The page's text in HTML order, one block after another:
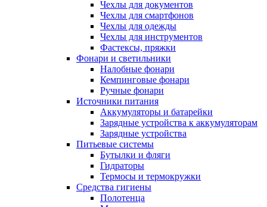
Чехлы для документов
Чехлы для смартфонов
Чехлы для одежды
Чехлы для инструментов
Фастексы, пряжки
Фонари и светильники
Налобные фонари
Кемпинговые фонари
Ручные фонари
Источники питания
Аккумуляторы и батарейки
Зарядные устройства к аккумуляторам
Зарядные устройства
Питьевые системы
Бутылки и фляги
Гидраторы
Термосы и термокружки
Средства гигиены
Полотенца